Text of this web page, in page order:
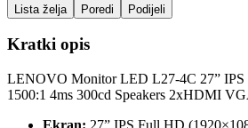
Lista želja Poredi Podijeli
Kratki opis
LENOVO Monitor LED L27-4C 27” IPS
1500:1 4ms 300cd Speakers 2xHDMI
Ekran: 27” IPS Full HD